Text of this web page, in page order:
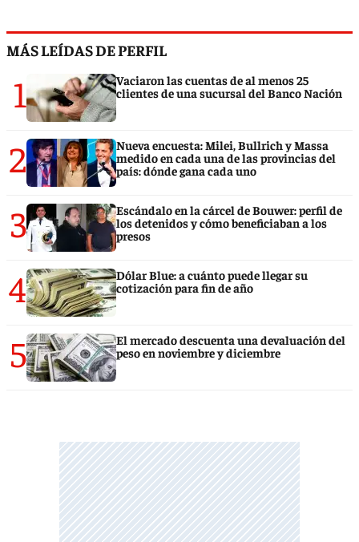
MÁS LEÍDAS DE PERFIL
1
Vaciaron las cuentas de al menos 25
clientes de una sucursal del Banco Nación
2
Nueva encuesta: Milei, Bullrich y Massa
medido en cada una de las provincias del
país: dónde gana cada uno
3
Escándalo en la cárcel de Bouwer: perfil de
los detenidos y cómo beneficiaban a los
presos
4
Dólar Blue: a cuánto puede llegar su
cotización para fin de año
5
El mercado descuenta una devaluación del
peso en noviembre y diciembre